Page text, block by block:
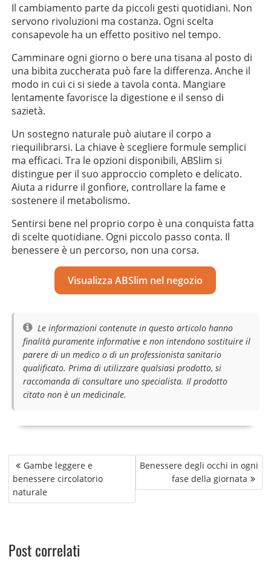
Il cambiamento parte da piccoli gesti quotidiani. Non
servono rivoluzioni ma costanza. Ogni scelta
consapevole ha un effetto positivo nel tempo.
Camminare ogni giorno o bere una tisana al posto di
una bibita zuccherata può fare la differenza. Anche il
modo in cui ci si siede a tavola conta. Mangiare
lentamente favorisce la digestione e il senso di
sazietà.
Un sostegno naturale può aiutare il corpo a
riequilibrarsi. La chiave è scegliere formule semplici
ma efficaci. Tra le opzioni disponibili, ABSlim si
distingue per il suo approccio completo e delicato.
Aiuta a ridurre il gonfiore, controllare la fame e
sostenere il metabolismo.
Sentirsi bene nel proprio corpo è una conquista fatta
di scelte quotidiane. Ogni piccolo passo conta. Il
benessere è un percorso, non una corsa.
Visualizza ABSlim nel negozio
Le informazioni contenute in questo articolo hanno
finalità puramente informative e non intendono sostituire il
parere di un medico o di un professionista sanitario
qualificato. Prima di utilizzare qualsiasi prodotto, si
raccomanda di consultare uno specialista. Il prodotto
citato non è un medicinale.
Navigazione
articoli
Gambe leggere e
benessere circolatorio
naturale
Benessere degli occhi in ogni
fase della giornata
Post correlati